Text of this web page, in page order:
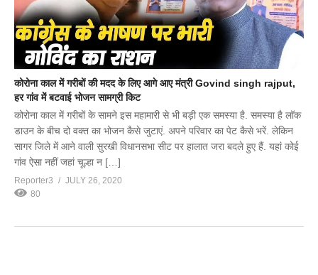
कोरोना काल में गरीबों की मदद के लिए आगे आए मंत्री Govind singh rajput,
हर गांव में बटवाई भोजन सामग्री किट
कोरोना काल में गरीबों के सामने इस महामारी से भी बड़ी एक समस्या है. समस्या है लॉक
डाउन के बीच दो वक्त का भोजन कैसे जुटाएं. अपने परिवार का पेट कैसे भरें. लेकिन
सागर जिले में आने वाली सुरखी विधानसभा सीट पर हालात जरा बदले हुए हैं. यहां कोई
गांव ऐसा नहीं जहां चूल्हा न […]
Reporter3
JULY 26, 2020
80